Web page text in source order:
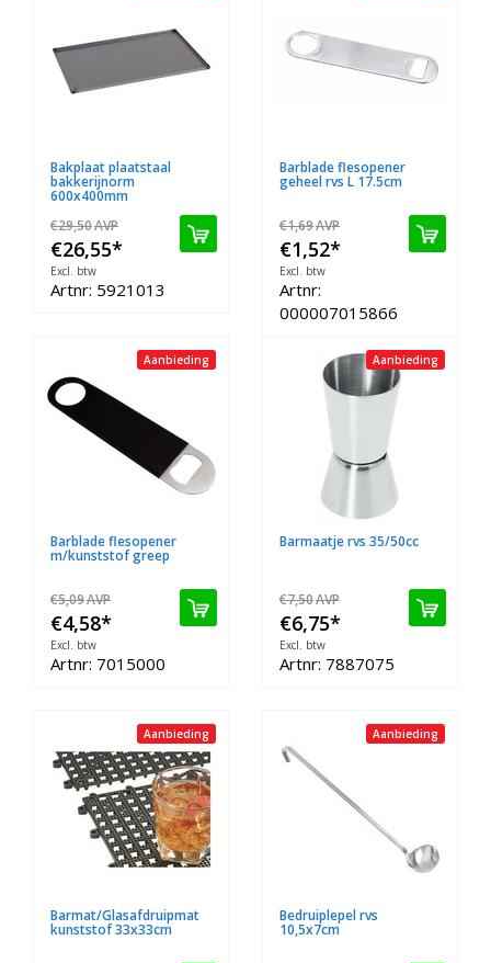
Bakplaat plaatstaal
bakkerijnorm
600x400mm
€29,50AVP
€26,55*
Excl. btw
Artnr: 5921013
Barblade flesopener
geheel rvs L 17.5cm
€1,69AVP
€1,52*
Excl. btw
Artnr:
000007015866
Aanbieding
Barblade flesopener
m/kunststof greep
€5,09AVP
€4,58*
Excl. btw
Artnr: 7015000
Aanbieding
Barmaatje rvs 35/50cc
€7,50AVP
€6,75*
Excl. btw
Artnr: 7887075
Aanbieding
Barmat/Glasafdruipmat
kunststof 33x33cm
Aanbieding
Bedruiplepel rvs
10,5x7cm